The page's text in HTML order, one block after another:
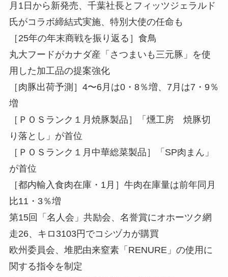
月1日から新発売、千葉社長とフィッツジェラルド
氏がコラボ締結式実施、特別大使の任命も
［25年の年末商戦を振り返る］食鳥
丸大フードがカナダ産「さつまいも三元豚」を使
用した加工品の提案強化
［肉豚出荷予測］4〜6月は0・8％増、7月は7・9％
増
［ＰＯＳランク１月焼豚製品］「燻工房 焼豚切
り落とし」が首位
［ＰＯＳランク１月中華総菜製品］「SP肉まん」
が首位
［都内輸入食肉在庫・1月］牛肉在庫量は前年同月
比11・3％増
第15回「名人会」共励会、名誉賞にオホーツク網
走26、キロ3103円でコシヅカが購買
欧州委員会、堆肥由来窒素「RENURE」の使用に
関する指令を制定